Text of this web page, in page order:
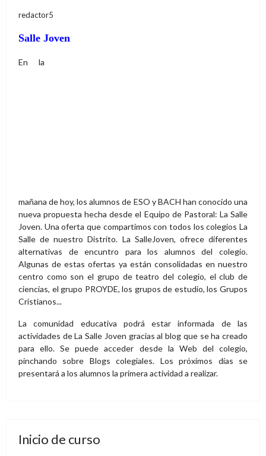
redactor5
Salle Joven
En la
mañana de hoy, los alumnos de ESO y BACH han conocido una
nueva propuesta hecha desde el Equipo de Pastoral: La Salle
Joven. Una oferta que compartimos con todos los colegios La
Salle de nuestro Distrito. La SalleJoven, ofrece diferentes
alternativas de encuntro para los alumnos del colegio.
Algunas de estas ofertas ya están consolidadas en nuestro
centro como son el grupo de teatro del colegio, el club de
ciencias, el grupo PROYDE, los grupos de estudio, los Grupos
Cristianos...
La comunidad educativa podrá estar informada de las
actividades de La Salle Joven gracias al blog que se ha creado
para ello. Se puede acceder desde la Web del colegio,
pinchando sobre Blogs colegiales. Los próximos días se
presentará a los alumnos la primera actividad a realizar.
Inicio de curso